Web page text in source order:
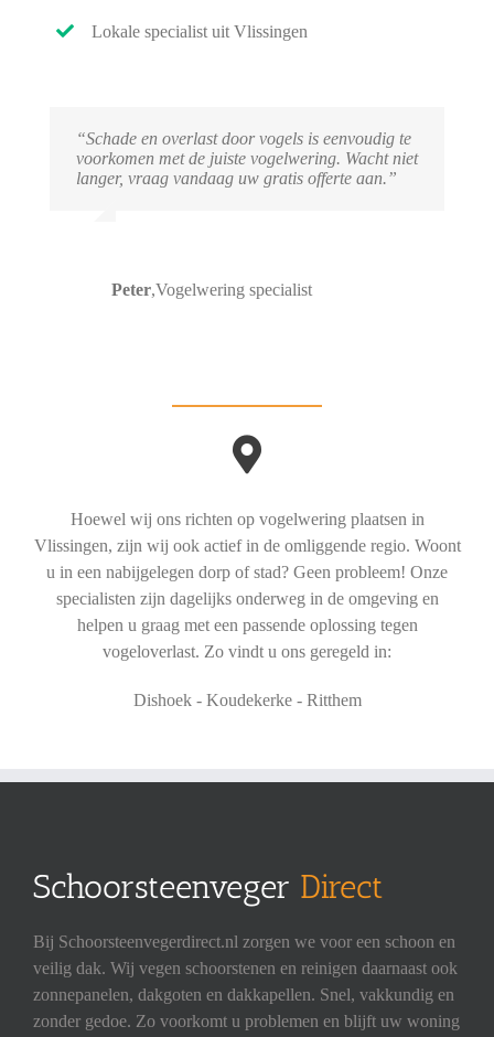
Lokale specialist uit Vlissingen
“Schade en overlast door vogels is eenvoudig te
voorkomen met de juiste vogelwering. Wacht niet
langer, vraag vandaag uw gratis offerte aan.”
Peter,Vogelwering specialist
Hoewel wij ons richten op vogelwering plaatsen in
Vlissingen, zijn wij ook actief in de omliggende regio. Woont
u in een nabijgelegen dorp of stad? Geen probleem! Onze
specialisten zijn dagelijks onderweg in de omgeving en
helpen u graag met een passende oplossing tegen
vogeloverlast. Zo vindt u ons geregeld in:
Dishoek - Koudekerke - Ritthem
Schoorsteenveger Direct
Bij Schoorsteenvegerdirect.nl zorgen we voor een schoon en
veilig dak. Wij vegen schoorstenen en reinigen daarnaast ook
zonnepanelen, dakgoten en dakkapellen. Snel, vakkundig en
zonder gedoe. Zo voorkomt u problemen en blijft uw woning